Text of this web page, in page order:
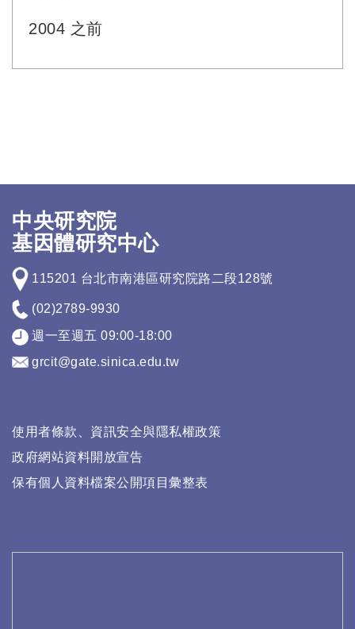
2004 之前
中央研究院
基因體研究中心
115201 台北市南港區研究院路二段128號
(02)2789-9930
週一至週五 09:00-18:00
grcit@gate.sinica.edu.tw
使用者條款、資訊安全與隱私權政策
政府網站資料開放宣告
保有個人資料檔案公開項目彙整表